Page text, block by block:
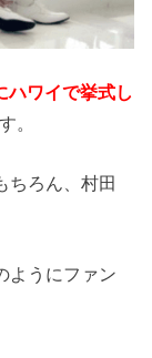
ハワイで挙式し
。
ちろん、村田
ようにファン